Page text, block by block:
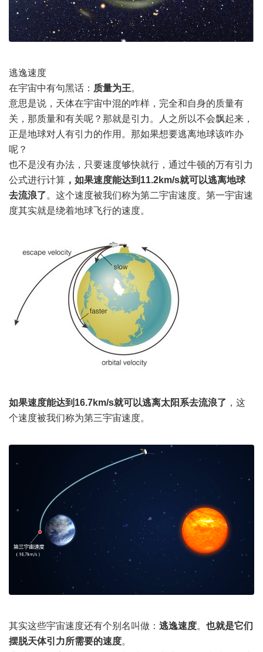
逃逸速度
在宇宙中有句黑话： 质量为王。
意思是说，天体在宇宙中混的咋样，完全和自身的质量有
关，那质量和有关呢？那就是引力。人之所以不会飘起来，
正是地球对人有引力的作用。那如果想要逃离地球该咋办
呢？
也不是没有办法，只要速度够快就行，通过牛顿的万有引力
公式进行计算 ，如果速度能达到11.2km/s就可以逃离地球
去流浪了。这个速度被我们称为第二宇宙速度。第一宇宙速
度其实就是绕着地球飞行的速度。
如果速度能达到16.7km/s就可以逃离太阳系去流浪了 ，这
个速度被我们称为第三宇宙速度。
其实这些宇宙速度还有个别名叫做： 逃逸速度。 也就是它们
摆脱天体引力所需要的速度。